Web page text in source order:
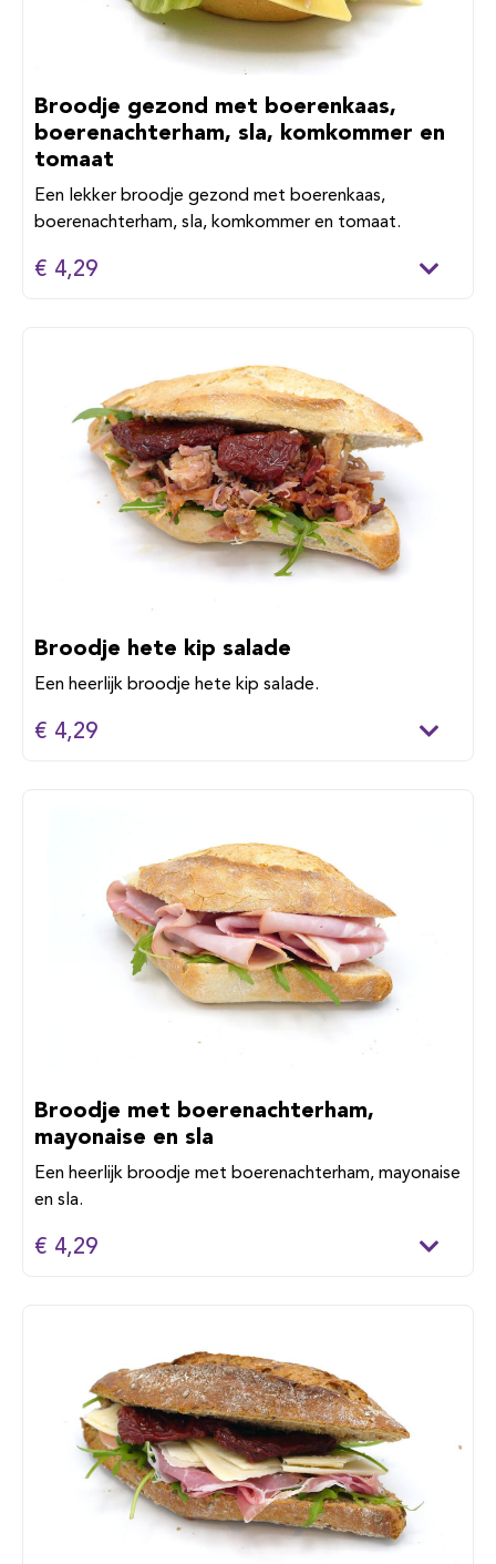
Broodje gezond met boerenkaas,
boerenachterham, sla, komkommer en
tomaat
Een lekker broodje gezond met boerenkaas,
boerenachterham, sla, komkommer en tomaat.
€ 4,29
Broodje hete kip salade
Een heerlijk broodje hete kip salade.
€ 4,29
Broodje met boerenachterham,
mayonaise en sla
Een heerlijk broodje met boerenachterham, mayonaise
en sla.
€ 4,29